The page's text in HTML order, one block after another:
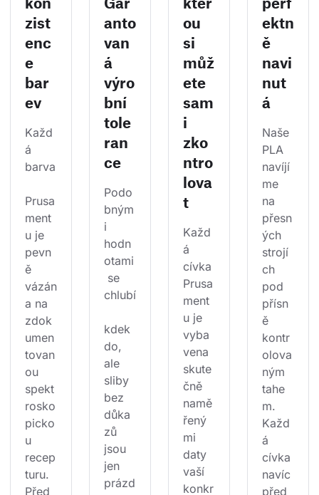
zist
enc
e
bar
ev
Každ
á
barva
Prusa
ment
u je
pevn
ě
vázán
a na
zdok
umen
tovan
ou
spekt
rosko
picko
u
recep
turu.
Před
anto
van
á
výro
bní
tole
ran
ce
Podo
bným
i
hodn
otami
se
chlubí
kdek
do,
ale
sliby
bez
důka
zů
jsou
jen
prázd
ou
si
můž
ete
sam
i
zko
ntro
lova
t
Každ
á
cívka
Prusa
ment
u je
vyba
vena
skute
čně
namě
řený
mi
daty
vaší
konkr
ektn
ě
navi
nut
á
Naše
PLA
navíjí
me
na
přesn
ých
strojí
ch
pod
přísn
ě
kontr
olova
ným
tahe
m.
Každ
á
cívka
navíc
před